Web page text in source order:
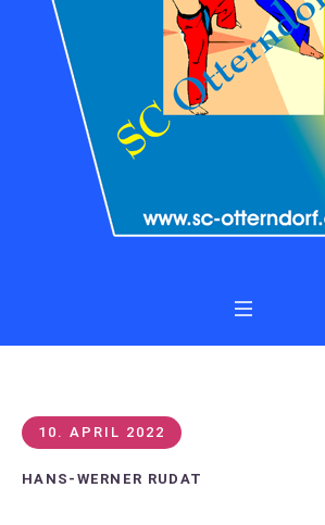
10. APRIL 2022
HANS-WERNER RUDAT